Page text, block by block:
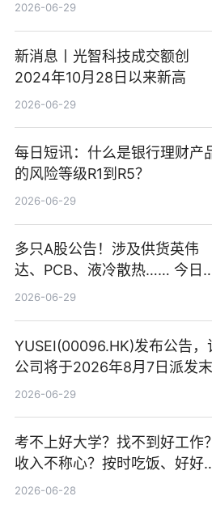
2026-06-29
新消息丨光智科技成交额创
2024年10月28日以来新高
2026-06-29
每日短讯：什么是银行理财产
的风险等级R1到R5？
2026-06-29
多只A股公告！涉及供货英伟
达、PCB、液冷散热…… 今日
讯
2026-06-29
YUSEI(00096.HK)发布公告，
公司将于2026年8月7日派发末
期股息每股人民币0.013元 每日
2026-06-29
考不上好大学？找不到好工作？
收入不称心？按时吃饭、好好
觉
2026-06-28